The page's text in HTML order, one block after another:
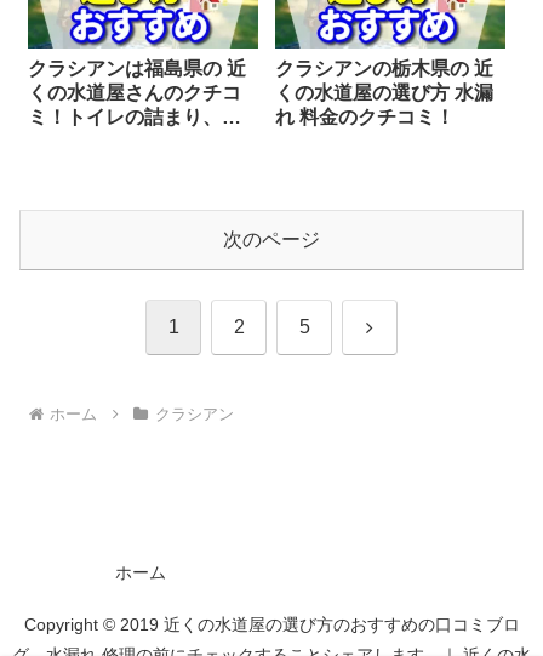
クラシアンは福島県の 近
くの水道屋さんのクチコ
ミ！トイレの詰まり、パ
クラシアンの栃木県の 近
くの水道屋の選び方 水漏
れ 料金のクチコミ！
次のページ
1 2 5 次
ホーム クラシアン
ホーム
Copyright © 2019 近くの水道屋の選び方のおすすめの口コミブロ